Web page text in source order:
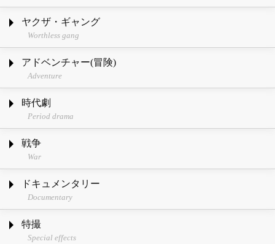
ヤクザ・ギャング
Worthless gang
アドベンチャー(冒険)
Adventure
時代劇
Period drama
戦争
War
ドキュメンタリー
Documentary
特撮
Special effects